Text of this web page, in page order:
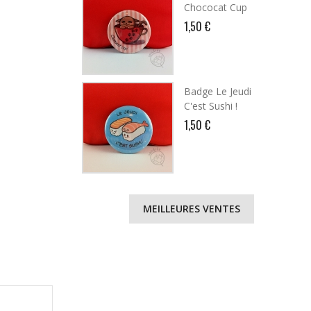
Chococat Cup
1,50 €
Badge Le Jeudi
C'est Sushi !
1,50 €
MEILLEURES VENTES